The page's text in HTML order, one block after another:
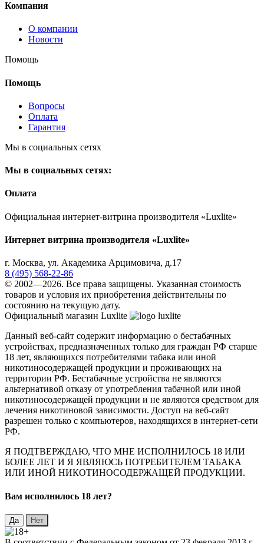
Компания
О компании
Новости
Помощь
Помощь
Вопросы
Оплата
Гарантия
Мы в социальных сетях
Мы в социальных сетях:
Оплата
Официальная интернет-витрина производителя «Luxlite»
Интернет витрина производителя «Luxlite»
г. Москва, ул. Академика Арцимовича, д.17
8 (495) 568-22-86
© 2002—2026. Все права защищены. Указанная стоимость
товаров и условия их приобретения действительны по
состоянию на текущую дату.
Официальный магазин Luxlite
Данный веб-сайт содержит информацию о бестабачных
устройствах, предназначенных только для граждан РФ старше
18 лет, являющихся потребителями табака или иной
никотиносодержащей продукции и проживающих на
территории РФ. Бестабачные устройства не являются
альтернативой отказу от употребления табачной или иной
никотиносодержащей продукции и не являются средством для
лечения никотиновой зависимости. Доступ на веб-сайт
разрешен только с компьютеров, находящихся в интернет-сети
РФ.
Я ПОДТВЕРЖДАЮ, ЧТО МНЕ ИСПОЛНИЛОСЬ 18 ИЛИ
БОЛЕЕ ЛЕТ И Я ЯВЛЯЮСЬ ПОТРЕБИТЕЛЕМ ТАБАКА
ИЛИ ИНОЙ НИКОТИНОСОДЕРЖАЩЕЙ ПРОДУКЦИИ.
Вaм исполнилось 18 лет?